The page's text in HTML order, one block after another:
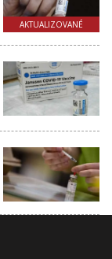
AKTUALIZOVANÉ